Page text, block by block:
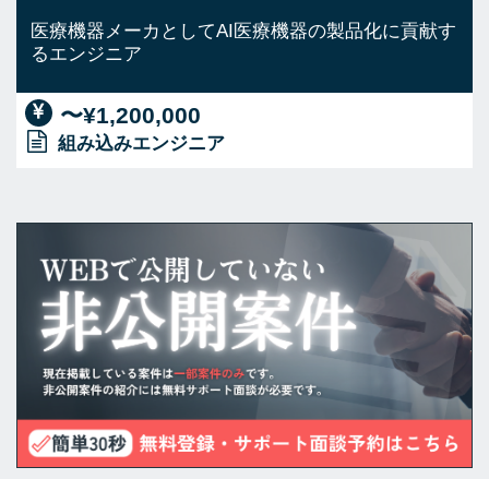
医療機器メーカとしてAI医療機器の製品化に貢献す
るエンジニア
〜¥1,200,000
組み込みエンジニア